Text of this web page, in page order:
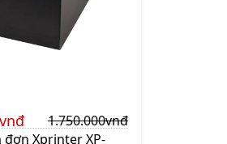
1.750.000vnđ
đơn Xprinter XP-